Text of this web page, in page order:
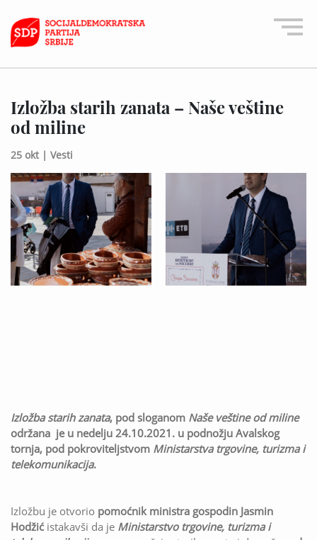
Izložba starih zanata – Naše veštine
od miline
25 okt | Vesti
Izložba starih zanata, pod sloganom Naše veštine od miline
održana je u nedelju 24.10.2021. u podnožju Avalskog
tornja, pod pokroviteljstvom Ministarstva trgovine, turizma i
telekomunikacija.
Izložbu je otvorio pomoćnik ministra gospodin Jasmin
Hodžić istakavši da je Ministarstvo trgovine, turizma i